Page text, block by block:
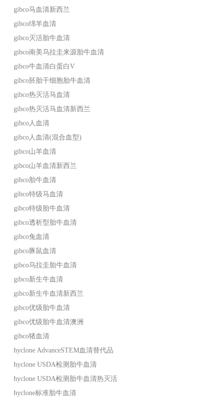
gibco马血清新西兰
gibco绵羊血清
gibco灭活胎牛血清
gibco南美乌拉圭来源胎牛血清
gibco牛血清白蛋白V
gibco胚胎干细胞胎牛血清
gibco热灭活马血清
gibco热灭活马血清新西兰
gibco人血清
gibco人血清(混合血型)
gibco山羊血清
gibco山羊血清新西兰
gibco胎牛血清
gibco特级马血清
gibco特级胎牛血清
gibco透析型胎牛血清
gibco兔血清
gibco豚鼠血清
gibco乌拉圭胎牛血清
gibco新生牛血清
gibco新生牛血清新西兰
gibco优级胎牛血清
gibco优级胎牛血清澳洲
gibco猪血清
hyclone AdvanceSTEM血清替代品
hyclone USDA检测胎牛血清
hyclone USDA检测胎牛血清热灭活
hyclone标准胎牛血清